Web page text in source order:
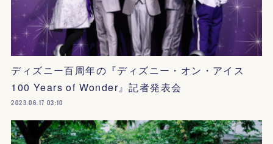
ディズニー百周年の『ディズニー・オン・アイス
100 Years of Wonder』記者発表会
2023.06.17 03:10